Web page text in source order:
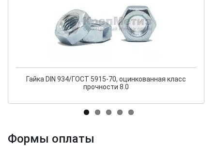
Гайка DIN 934/ГОСТ 5915-70, оцинкованная класс
прочности 8.0
Формы оплаты